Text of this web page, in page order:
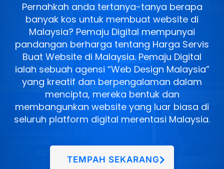
Pernahkah anda tertanya-tanya berapa
banyak kos untuk membuat website di
Malaysia? Pemaju Digital mempunyai
pandangan berharga tentang Harga Servis
Buat Website di Malaysia. Pemaju Digital
ialah sebuah agensi “Web Design Malaysia”
yang kreatif dan berpengalaman dalam
mencipta, mereka bentuk dan
membangunkan website yang luar biasa di
seluruh platform digital merentasi Malaysia.
TEMPAH SEKARANG